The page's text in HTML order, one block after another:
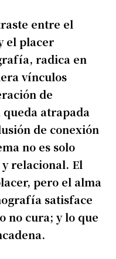
entre el
el placer
radica en
vínculos
de
atrapada
de conexión
no es solo
relacional. El
pero el alma
satisface
no cura; y lo que